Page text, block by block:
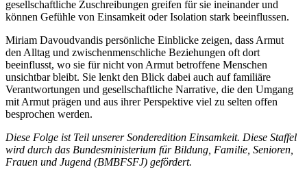
gesellschaftliche Zuschreibungen greifen für sie ineinander und
können Gefühle von Einsamkeit oder Isolation stark beeinflussen.
Miriam Davoudvandis persönliche Einblicke zeigen, dass Armut
den Alltag und zwischenmenschliche Beziehungen oft dort
beeinflusst, wo sie für nicht von Armut betroffene Menschen
unsichtbar bleibt. Sie lenkt den Blick dabei auch auf familiäre
Verantwortungen und gesellschaftliche Narrative, die den Umgang
mit Armut prägen und aus ihrer Perspektive viel zu selten offen
besprochen werden.
Diese Folge ist Teil unserer Sonderedition Einsamkeit. Diese Staffel
wird durch das Bundesministerium für Bildung, Familie, Senioren,
Frauen und Jugend (BMBFSFJ) gefördert.